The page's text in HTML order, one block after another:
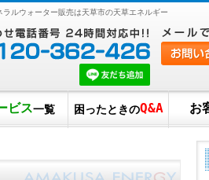
ルウォーター販売は天草市の天草エネルギー
ビス一覧 困ったときのQ&A お